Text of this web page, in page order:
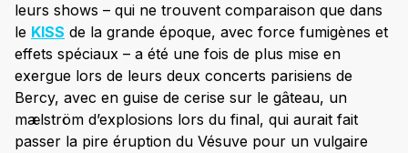
leurs shows – qui ne trouvent comparaison que dans
le KISS de la grande époque, avec force fumigènes et
effets spéciaux – a été une fois de plus mise en
exergue lors de leurs deux concerts parisiens de
Bercy, avec en guise de cerise sur le gâteau, un
mælström d’explosions lors du final, qui aurait fait
passer la pire éruption du Vésuve pour un vulgaire